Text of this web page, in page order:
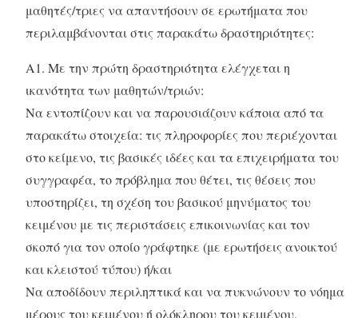
μαθητές/τριες να απαντήσουν σε ερωτήματα που
περιλαμβάνονται στις παρακάτω δραστηριότητες:
Α1. Με την πρώτη δραστηριότητα ελέγχεται η
ικανότητα των μαθητών/τριών:
Να εντοπίζουν και να παρουσιάζουν κάποια από τα
παρακάτω στοιχεία: τις πληροφορίες που περιέχονται
στο κείμενο, τις βασικές ιδέες και τα επιχειρήματα του
συγγραφέα, το πρόβλημα που θέτει, τις θέσεις που
υποστηρίζει, τη σχέση του βασικού μηνύματος του
κειμένου με τις περιστάσεις επικοινωνίας και τον
σκοπό για τον οποίο γράφτηκε (με ερωτήσεις ανοικτού
και κλειστού τύπου) ή/και
Να αποδίδουν περιληπτικά και να πυκνώνουν το νόημα
μέρους του κειμένου ή ολόκληρου του κειμένου,